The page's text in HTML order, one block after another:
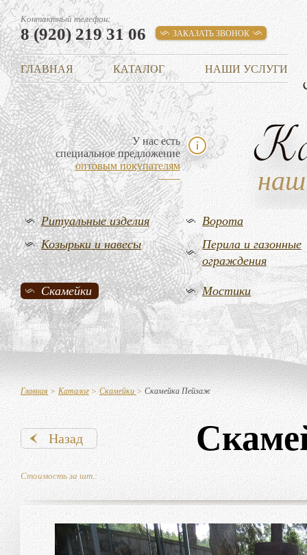
Контактный телефон:
8 (920) 219 31 06 ЗАКАЗАТЬ ЗВОНОК
ГЛАВНАЯ КАТАЛОГ НАШИ УСЛУГИ
У нас есть
специальное предложение
оптовым покупателям
Ритуальные изделия
Ворота
Козырьки и навесы
Перила и газонные
ограждения
Скамейки Мостики
Главная > Каталог> Скамейки> Скамейка Пейзаж
Назад
Стоимость за шт.: